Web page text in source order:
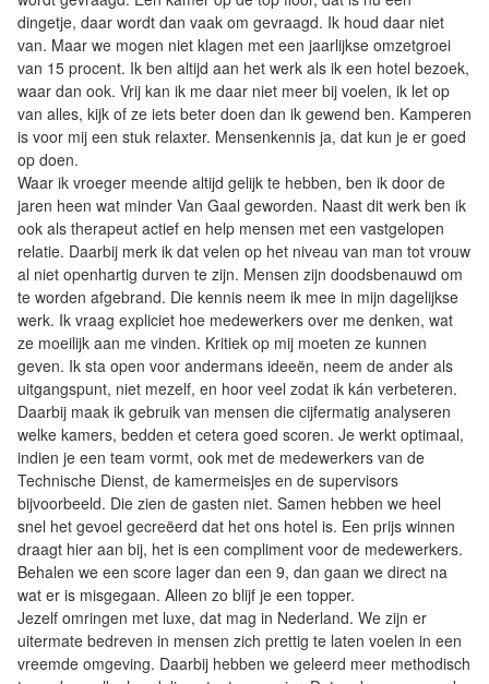
dingetje, daar wordt dan vaak om gevraagd. Ik houd daar niet
van. Maar we mogen niet klagen met een jaarlijkse omzetgroei
van 15 procent. Ik ben altijd aan het werk als ik een hotel bezoek,
waar dan ook. Vrij kan ik me daar niet meer bij voelen, ik let op
van alles, kijk of ze iets beter doen dan ik gewend ben. Kamperen
is voor mij een stuk relaxter. Mensenkennis ja, dat kun je er goed
op doen.
Waar ik vroeger meende altijd gelijk te hebben, ben ik door de
jaren heen wat minder Van Gaal geworden. Naast dit werk ben ik
ook als therapeut actief en help mensen met een vastgelopen
relatie. Daarbij merk ik dat velen op het niveau van man tot vrouw
al niet openhartig durven te zijn. Mensen zijn doodsbenauwd om
te worden afgebrand. Die kennis neem ik mee in mijn dagelijkse
werk. Ik vraag expliciet hoe medewerkers over me denken, wat
ze moeilijk aan me vinden. Kritiek op mij moeten ze kunnen
geven. Ik sta open voor andermans ideeën, neem de ander als
uitgangspunt, niet mezelf, en hoor veel zodat ik kán verbeteren.
Daarbij maak ik gebruik van mensen die cijfermatig analyseren
welke kamers, bedden et cetera goed scoren. Je werkt optimaal,
indien je een team vormt, ook met de medewerkers van de
Technische Dienst, de kamermeisjes en de supervisors
bijvoorbeeld. Die zien de gasten niet. Samen hebben we heel
snel het gevoel gecreëerd dat het ons hotel is. Een prijs winnen
draagt hier aan bij, het is een compliment voor de medewerkers.
Behalen we een score lager dan een 9, dan gaan we direct na
wat er is misgegaan. Alleen zo blijf je een topper.
Jezelf omringen met luxe, dat mag in Nederland. We zijn er
uitermate bedreven in mensen zich prettig te laten voelen in een
vreemde omgeving. Daarbij hebben we geleerd meer methodisch